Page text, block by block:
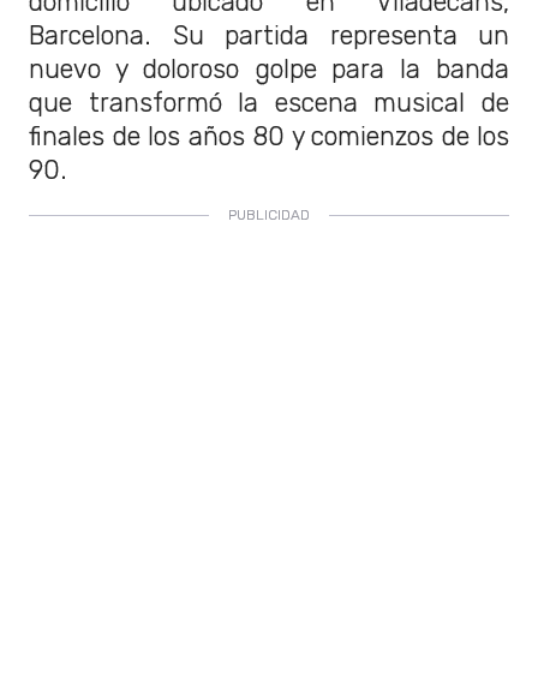
Barcelona. Su partida representa un
nuevo y doloroso golpe para la banda
que transformó la escena musical de
finales de los años 80 y comienzos de los
90.